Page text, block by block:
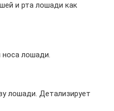
и рта лошади как
носа лошади.
лошади. Детализирует